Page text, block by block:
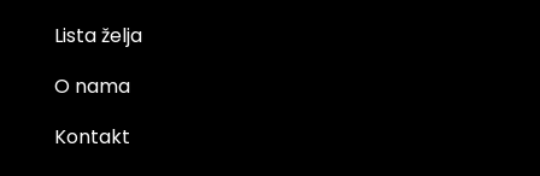
Lista želja
O nama
Kontakt